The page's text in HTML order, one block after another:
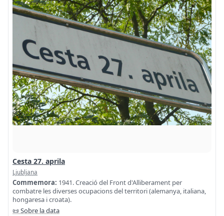
Cesta 27. aprila
Ljubljana
Commemora: 1941. Creació del Front d'Alliberament per
combatre les diverses ocupacions del territori (alemanya, italiana,
hongaresa i croata).
📜 Sobre la data